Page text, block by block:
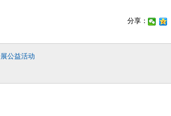
分享：
公益活动